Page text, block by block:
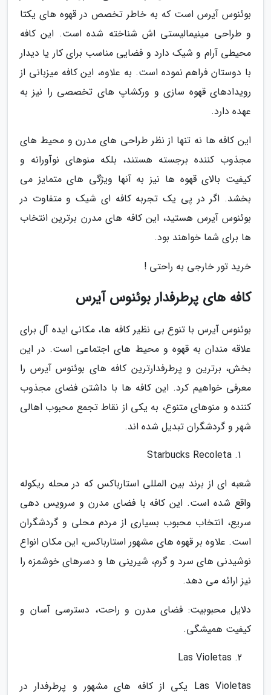
بوئنوس آیرس است که به خاطر تخصص در قهوه های یکتا
و طراحی مینیمالیستی اش شناخته شده است. این کافه
محیطی آرام و شیک دارد و فضایی مناسب برای کار یا دیدار
با دوستان فراهم نموده است. به علاوه، این کافه میزبانی از
رویدادهای قهوه سازی و ورکشاپ های تخصصی را نیز به
عهده دارد.
این کافه ها نه تنها از نظر طراحی های مدرن و محیط های
مجذوب کننده برجسته هستند، بلکه منوهای نوآورانه و
کیفیت بالای قهوه ها نیز به آنها ویژگی های متمایز می
بخشد. اگر در پی یک تجربه کافه ای شیک و متفاوت در
بوئنوس آیرس هستید، این کافه های مدرن برترین انتخاب
ها برای شما خواهند بود.
خرید تور خارجی به راحتی !
کافه های پرطرفدار بوئنوس آیرس
بوئنوس آیرس با تنوع بی نظیر کافه ها، مکانی ایده آل برای
علاقه مندان به قهوه و محیط های اجتماعی است. در این
بخش، برترین و پرطرفدارترین کافه های بوئنوس آیرس را
معرفی خواهیم کرد. این کافه ها با داشتن فضای مجذوب
کننده و منوهای متنوع، به یکی از نقاط تجمع محبوب اهالی
شهر و گردشگران تبدیل شده اند.
Starbucks Recoleta
شعبه ای از برند بین المللی استارباکس که در محله ریکوله
واقع شده است. این کافه با فضای مدرن و سرویس دهی
سریع، انتخاب محبوب بسیاری از مردم محلی و گردشگران
است. علاوه بر قهوه های مشهور استارباکس، این مکان انواع
نوشیدنی های سرد و گرم، شیرینی ها و دسرهای خوشمزه را
نیز ارائه می دهد.
دلایل محبوبیت: فضای مدرن و راحت، دسترسی آسان و
کیفیت همیشگی.
Las Violetas
Las Violetas یکی از کافه های مشهور و پرطرفدار در